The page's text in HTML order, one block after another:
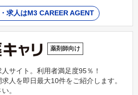
求人はM3 CAREER AGENT
薬剤師向け
サイト。利用者満足度95％！
人を即日最大10件をご紹介します。
。